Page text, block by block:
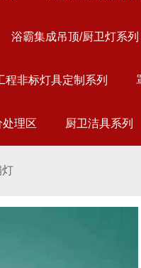
浴霸集成吊顶/厨卫灯系列
程非标灯具定制系列
处理区 厨卫洁具系列
灯